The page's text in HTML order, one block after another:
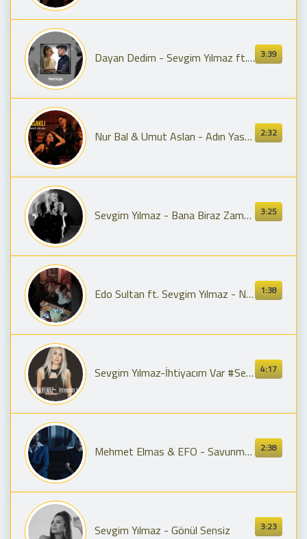
3:39
Dayan Dedim - Sevgim Yılmaz ft. Kerim Araz (by. Hilmi Çönge)
2:32
Nur Bal & Umut Aslan - Adın Yasaklı (Official Video)
3:25
Sevgim Yılmaz - Bana Biraz Zaman Lazım #SevgimceCover
1:38
Edo Sultan ft. Sevgim Yılmaz - Nefretim Aşkımı Aştı Bu Gece (İhtiyacım Var)
4:17
Sevgim Yılmaz-İhtiyacım Var #SevgimceMuhabbet
2:38
Mehmet Elmas & EFO - Savunmasızım [ Official Video ]
3:23
Sevgim Yılmaz - Gönül Sensiz